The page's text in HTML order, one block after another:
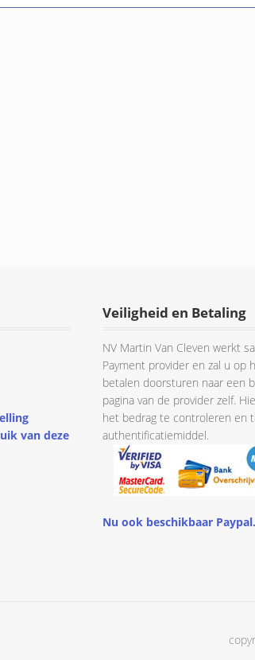
van deze
Veiligheid en Betaling
NV Martin Van Cleven werkt
Payment provider en zal u op
betalen doorsturen naar een
pagina van de provider zelf.
het bedrag te controleren en
authentificatiemiddel.
Nu ook beschikbaar